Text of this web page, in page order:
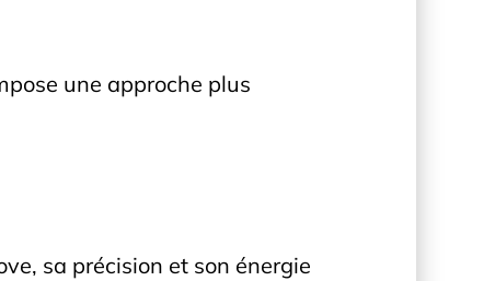
une approche plus
sa précision et son énergie